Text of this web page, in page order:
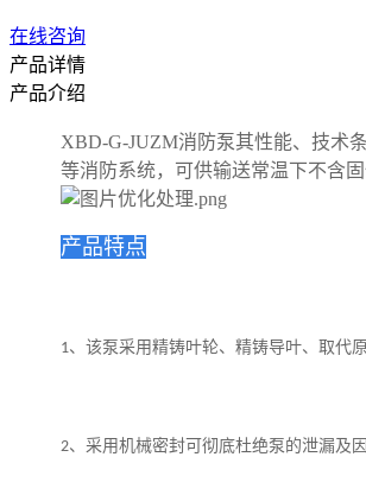
在线咨询
产品详情
产品介绍
XBD-G-JUZM消防泵其性能、技术
等消防系统，可供输送常温下不含
产品特点
1、该泵采用精铸叶轮、精铸导叶、取代
2、采用机械密封可彻底杜绝泵的泄漏及